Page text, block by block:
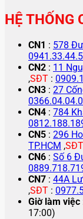
HỆ THỐNG
CN1 : 578
CN2 : 11
,SĐT :
CN3 : 27
CN4 : 784
CN5 : 296
TP.HCM ,SĐT
CN6 : Số 6
CN7 : 44A
,SĐT :
Giờ làm việc
17:00)